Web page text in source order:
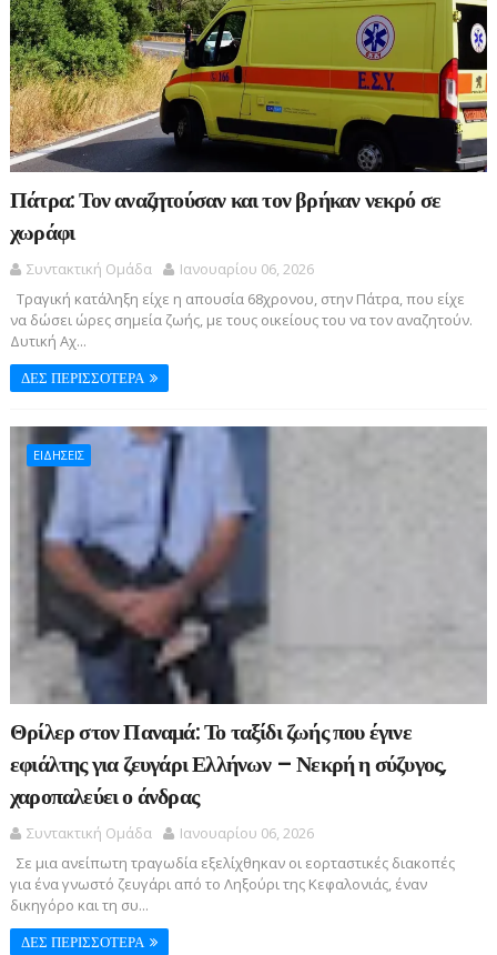
Πάτρα: Τον αναζητούσαν και τον βρήκαν νεκρό σε
χωράφι
Συντακτική Ομάδα
Ιανουαρίου 06, 2026
Τραγική κατάληξη είχε η απουσία 68χρονου, στην Πάτρα, που είχε
να δώσει ώρες σημεία ζωής, με τους οικείους του να τον αναζητούν.
Δυτική Αχ...
ΔΕΣ ΠΕΡΙΣΣΟΤΕΡΑ
ΕΙΔΗΣΕΙΣ
Θρίλερ στον Παναμά: Το ταξίδι ζωής που έγινε
εφιάλτης για ζευγάρι Ελλήνων – Νεκρή η σύζυγος,
χαροπαλεύει ο άνδρας
Συντακτική Ομάδα
Ιανουαρίου 06, 2026
Σε μια ανείπωτη τραγωδία εξελίχθηκαν οι εορταστικές διακοπές
για ένα γνωστό ζευγάρι από το Ληξούρι της Κεφαλονιάς, έναν
δικηγόρο και τη συ...
ΔΕΣ ΠΕΡΙΣΣΟΤΕΡΑ